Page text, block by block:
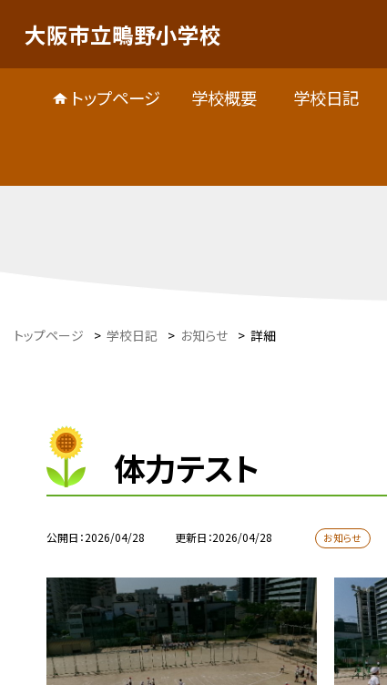
大阪市立鴫野小学校
トップページ 学校概要 学校日記
トップページ > 学校日記 > お知らせ > 詳細
体力テスト
公開日 2026/04/28 更新日 2026/04/28 お知らせ